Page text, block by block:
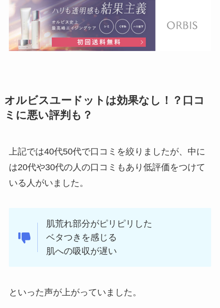
オルビスユードットは効果なし！？口コ
ミに悪い評判も？
上記では40代50代で口コミを絞りましたが、中に
は20代や30代の人の口コミもあり低評価をつけて
いる人がいました。
肌荒れ部分がピリピリした
ベタつきを感じる
肌への吸収が遅い
といった声が上がっていました。